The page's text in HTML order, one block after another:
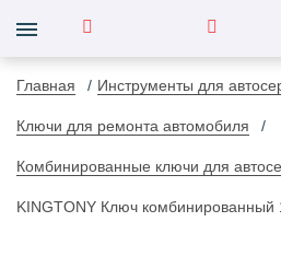
Главная Инструменты для
Ключи для ремонта автомобиля
Комбинированные ключи для
KINGTONY Ключ